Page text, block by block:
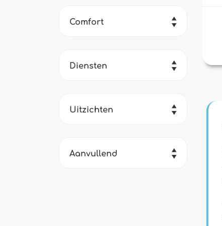
Comfort
Diensten
Uitzichten
Aanvullend